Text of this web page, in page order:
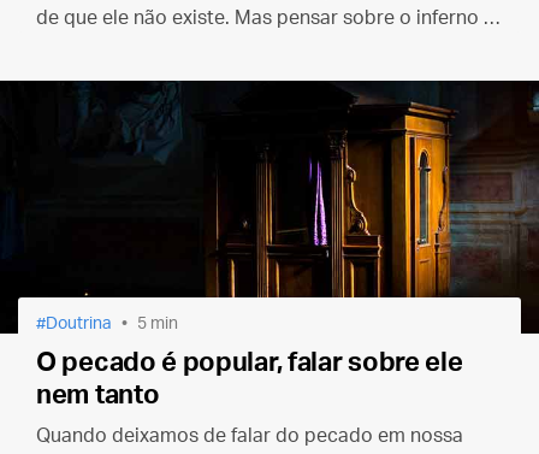
de que ele não existe. Mas pensar sobre o inferno é
Doutrina 5 min
O pecado é popular, falar sobre ele
nem tanto
Quando deixamos de falar do pecado em nossa